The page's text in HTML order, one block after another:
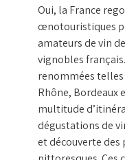
Oui, la France
œnotouristiques
amateurs de vin
vignobles
renommées
Rhône, Bordeaux
multitude
dégustations de
et découverte des